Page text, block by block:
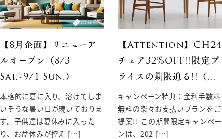
【8月企画】リニューア
ルオープン（8/3
Sat.~9/1 Sun.）
本格的に夏に入り、溶けてしま
いそうな暑い日が続いておりま
す。子供達は夏休みに入った
り、お盆休みが控え […]
【Attention】CH24
チェア32%OFF!!限定プ
ライスの期限迫る!!（…
キャンペーン特典：金利手数料
無料の楽々お支払いプランをご
提案!! この期間限定キャンペー
ンは、202 […]